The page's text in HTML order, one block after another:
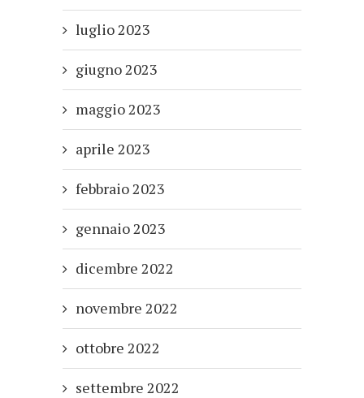
luglio 2023
giugno 2023
maggio 2023
aprile 2023
febbraio 2023
gennaio 2023
dicembre 2022
novembre 2022
ottobre 2022
settembre 2022